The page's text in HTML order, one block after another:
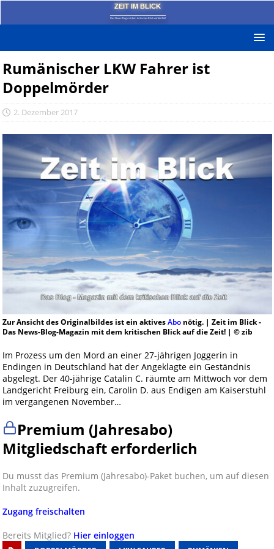
ZEIT IM BLICK
Das News-Blog mit dem kritischen Blick auf die Zeit!
Rumänischer LKW Fahrer ist
Doppelmörder
2. Dezember 2017
Zur Ansicht des Originalbildes ist ein aktivesAbonötig. | Zeit im Blick -
Das News-Blog-Magazin mit dem kritischen Blick auf die Zeit! | © zib
Im Prozess um den Mord an einer 27-jährigen Joggerin in
Endingen in Deutschland hat der Angeklagte ein Geständnis
abgelegt. Der 40-jährige Catalin C. räumte am Mittwoch vor dem
Landgericht Freiburg ein, Carolin D. aus Endigen am Kaiserstuhl
im vergangenen November…
Premium (Jahresabo)
Mitgliedschaft erforderlich
Du musst das Premium (Jahresabo)-Paket buchen, um auf diesen
Inhalt zuzugreifen.
Zugang freischalten
Bereits Mitglied? Hier einloggen